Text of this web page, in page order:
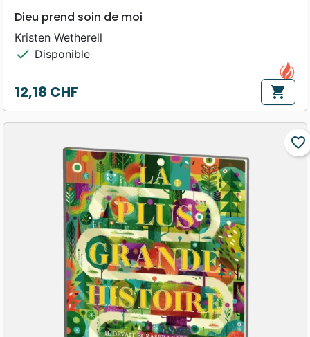
Dieu prend soin de moi
Kristen Wetherell
check Disponible
Prix
12,18 CHF shopping_cart
favorite_border